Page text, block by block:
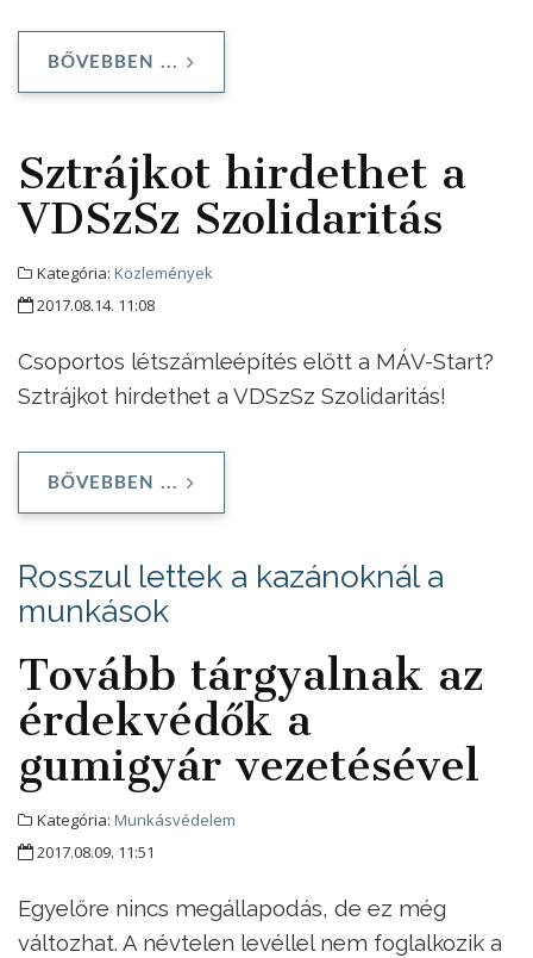
BŐVEBBEN ...
Sztrájkot hirdethet a
VDSzSz Szolidaritás
Kategória: Közlemények
2017.08.14. 11:08
Csoportos létszámleépítés előtt a MÁV-Start?
Sztrájkot hirdethet a VDSzSz Szolidaritás!
BŐVEBBEN ...
Rosszul lettek a kazánoknál a
munkások
Tovább tárgyalnak az
érdekvédők a
gumigyár vezetésével
Kategória: Munkásvédelem
2017.08.09. 11:51
Egyelőre nincs megállapodás, de ez még
változhat. A névtelen levéllel nem foglalkozik a